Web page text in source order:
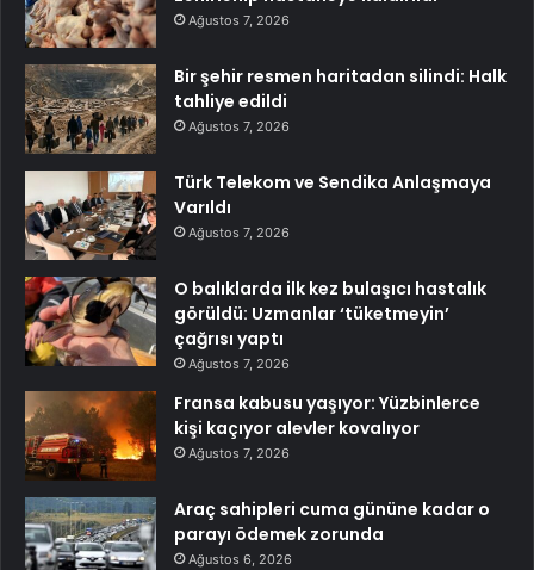
Ağustos 7, 2026
Bir şehir resmen haritadan silindi: Halk
tahliye edildi
Ağustos 7, 2026
Türk Telekom ve Sendika Anlaşmaya
Varıldı
Ağustos 7, 2026
O balıklarda ilk kez bulaşıcı hastalık
görüldü: Uzmanlar ‘tüketmeyin’
çağrısı yaptı
Ağustos 7, 2026
Fransa kabusu yaşıyor: Yüzbinlerce
kişi kaçıyor alevler kovalıyor
Ağustos 7, 2026
Araç sahipleri cuma gününe kadar o
parayı ödemek zorunda
Ağustos 6, 2026